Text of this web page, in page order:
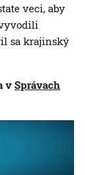
veci, aby
sa krajinský
v Správach